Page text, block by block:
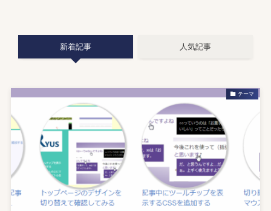
新着記事 人気記事
テーマ